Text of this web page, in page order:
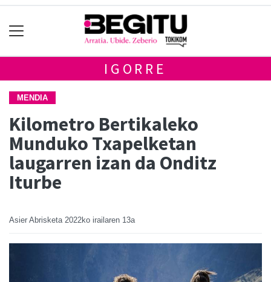
IGORRE
MENDIA
Kilometro Bertikaleko
Munduko Txapelketan
laugarren izan da Onditz
Iturbe
Asier Abrisketa 2022ko irailaren 13a